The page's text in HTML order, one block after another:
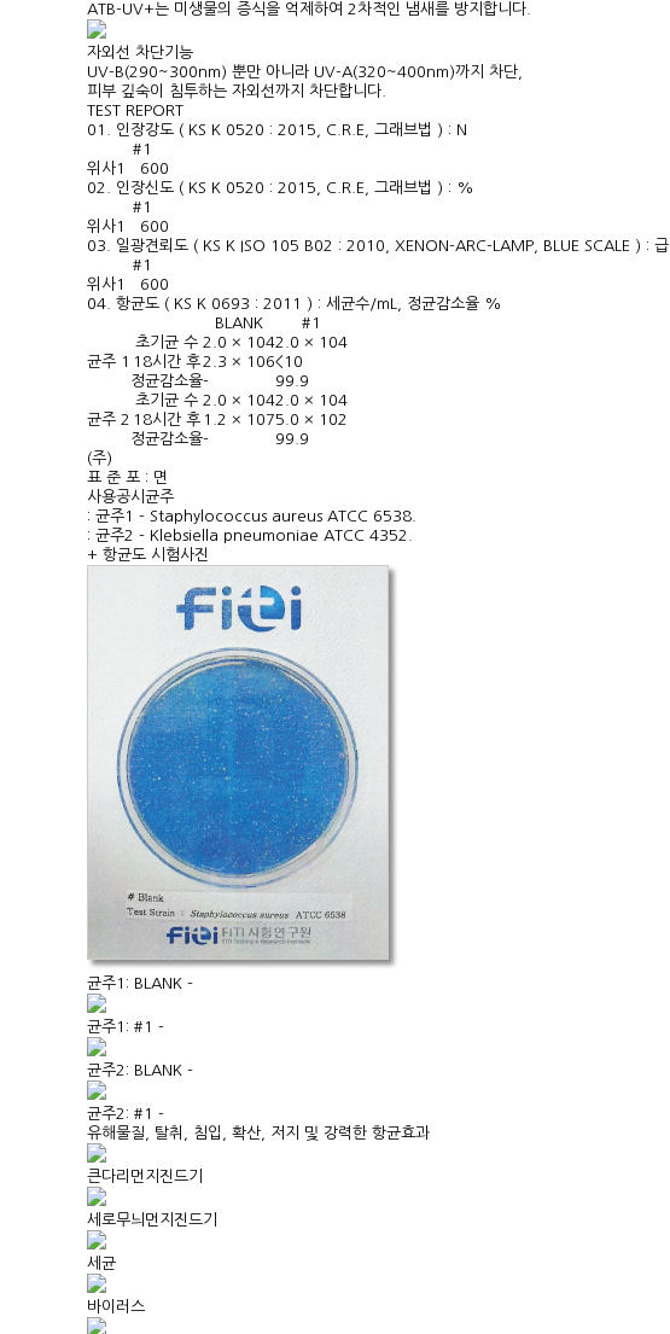
ATB-UV+는 미생물의 증식을 억제하여 2차적인 냄새를 방지합니다.
자외선 차단기능
UV-B(290~300nm) 뿐만 아니라 UV-A(320~400nm)까지 차단,
피부 깊숙이 침투하는 자외선까지 차단합니다.
TEST REPORT
01. 인장강도 ( KS K 0520 : 2015, C.R.E, 그래브법 ) : N
#1
위사1 600
02. 인장신도 ( KS K 0520 : 2015, C.R.E, 그래브법 ) : %
#1
위사1 600
03. 일광견뢰도 ( KS K ISO 105 B02 : 2010, XENON-ARC-LAMP, BLUE SCALE ) : 급
#1
위사1 600
04. 항균도 ( KS K 0693 : 2011 ) : 세균수/mL, 정균감소율 %
BLANK
#1
균주 1
초기균 수 2.0 × 1042.0 × 104
18시간 후 2.3 × 106<10
정균감소율- 99.9
균주 2
초기균 수 2.0 × 1042.0 × 104
18시간 후 1.2 × 1075.0 × 102
정균감소율-
99.9
(주)
표 준 포 : 면
사용공시균주
: 균주1 - Staphylococcus aureus ATCC 6538.
: 균주2 - Klebsiella pneumoniae ATCC 4352.
+ 항균도 시험사진
균주1: BLANK -
균주1: #1 -
균주2: BLANK -
균주2: #1 -
유해물질, 탈취, 침입, 확산, 저지 및 강력한 항균효과
큰다리먼지진드기
세로무늬먼지진드기
세균
바이러스